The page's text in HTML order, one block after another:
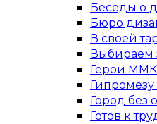
Беседы о
Бюро
В своей
Выбираем
Герои ММК
Гипромезу
Город без
Готов к